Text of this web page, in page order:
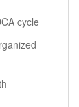
cycle